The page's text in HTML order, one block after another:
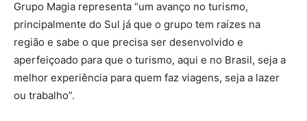
Grupo Magia representa “um avanço no turismo,
principalmente do Sul já que o grupo tem raízes na
região e sabe o que precisa ser desenvolvido e
aperfeiçoado para que o turismo, aqui e no Brasil, seja a
melhor experiência para quem faz viagens, seja a lazer
ou trabalho”.